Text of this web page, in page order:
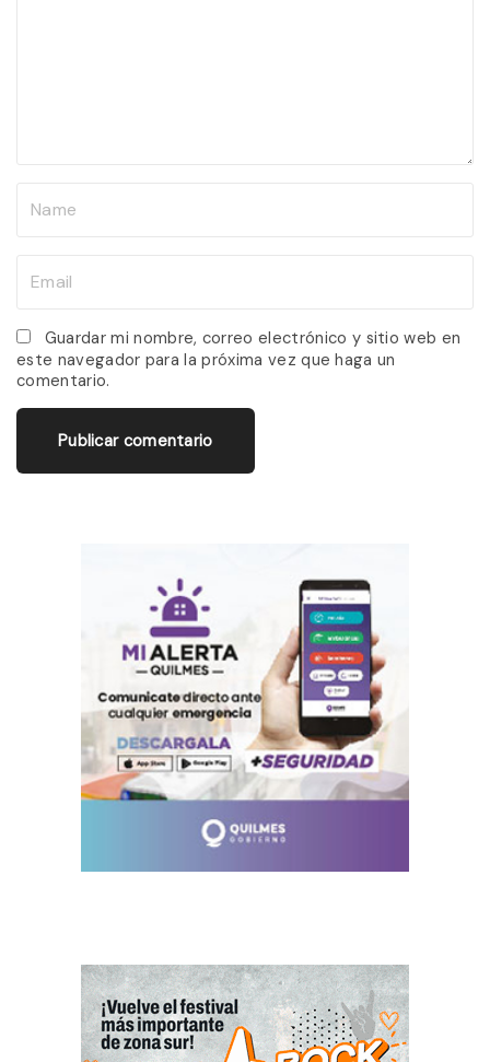
*
a
i
l
Guardar mi nombre, correo electrónico y sitio web en
este navegador para la próxima vez que haga un
comentario.